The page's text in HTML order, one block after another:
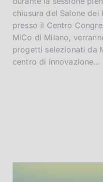
chiusura del Salone dei
presso il Centro
MiCo di Milano,
progetti selezionati da
centro di innovazione…